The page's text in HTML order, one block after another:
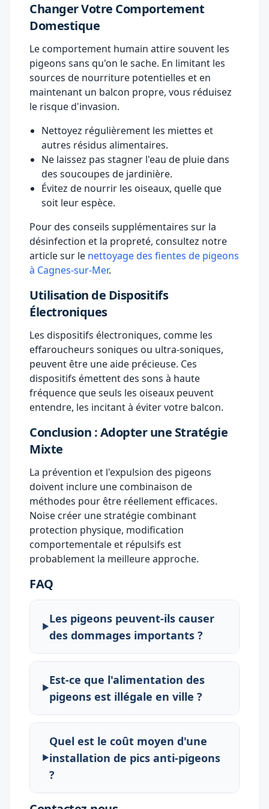
Changer Votre Comportement
Domestique
Le comportement humain attire souvent les
pigeons sans qu'on le sache. En limitant les
sources de nourriture potentielles et en
maintenant un balcon propre, vous réduisez
le risque d'invasion.
Nettoyez régulièrement les miettes et
autres résidus alimentaires.
Ne laissez pas stagner l'eau de pluie dans
des soucoupes de jardinière.
Évitez de nourrir les oiseaux, quelle que
soit leur espèce.
Pour des conseils supplémentaires sur la
désinfection et la propreté, consultez notre
article sur le nettoyage des fientes de pigeons
à Cagnes-sur-Mer.
Utilisation de Dispositifs
Électroniques
Les dispositifs électroniques, comme les
effaroucheurs soniques ou ultra-soniques,
peuvent être une aide précieuse. Ces
dispositifs émettent des sons à haute
fréquence que seuls les oiseaux peuvent
entendre, les incitant à éviter votre balcon.
Conclusion : Adopter une Stratégie
Mixte
La prévention et l'expulsion des pigeons
doivent inclure une combinaison de
méthodes pour être réellement efficaces.
Noise créer une stratégie combinant
protection physique, modification
comportementale et répulsifs est
probablement la meilleure approche.
FAQ
Les pigeons peuvent-ils causer
des dommages importants ?
Est-ce que l'alimentation des
pigeons est illégale en ville ?
Quel est le coût moyen d'une
installation de pics anti-pigeons
?